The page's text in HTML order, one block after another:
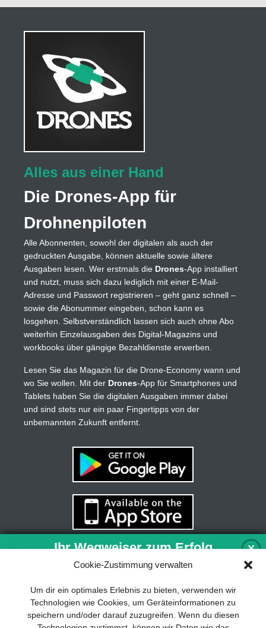
Cookie-Zustimmung verwalten
Um dir ein optimales Erlebnis zu bieten, verwenden wir
Technologien wie Cookies, um Geräteinformationen zu
speichern und/oder darauf zuzugreifen. Wenn du diesen
Alles aus einer Hand
Die Drones-App für
Drohnenpiloten
Alle Abonnenten, sowohl der digitalen als auch der
gedruckten Ausgabe, können aktuelle sowie ältere
Ausgaben lesen. Wer erstmals die Drones-App installiert
und nutzt, muss sich dazu lediglich mit einer E-Mail-
Adresse und Passwort registrieren – geht ganz schnell –
sowie die Abonummer eingeben, schon kann es
losgehen. Selbstverständlich lassen sich auch ohne Abo
weiterhin Einzelausgaben des Digital-Magazins und
workbooks über gängige Bezahldienste erwerben.
Lesen Sie das Magazin für die Drone-Economy wann und
wo Sie wollen. Mit der Drones-App für Smartphones und
Tablets haben Sie die digitalen Ausgaben immer dabei
und sind stets nur ein paar Fingertipps von der
unbemannten Zukunft entfernt.
X
Ihr Wegweiser zum Erfolg
nachhaltigen Geschäftsmodells sind für
jedes Unternehmen unverzichtbar. Das
Business Model Canvas hilft, sich dabei